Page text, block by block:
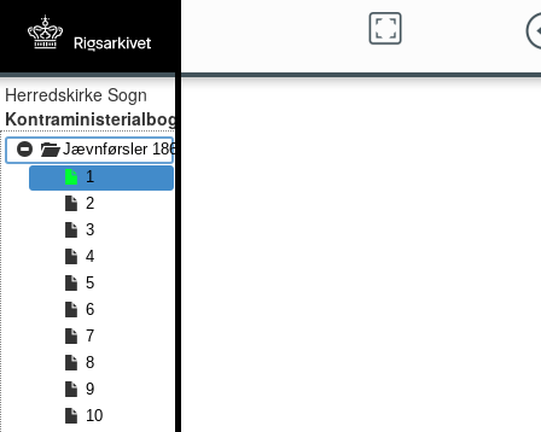
Herredskirke Sogn
Kontraministerialbog
Jævnførsler 1864 - Jævnførsler 1872
1
2
3
4
5
6
7
8
9
10